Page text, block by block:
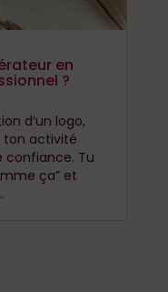
en
?
d’un logo,
ton activité
confiance. Tu
ça” et